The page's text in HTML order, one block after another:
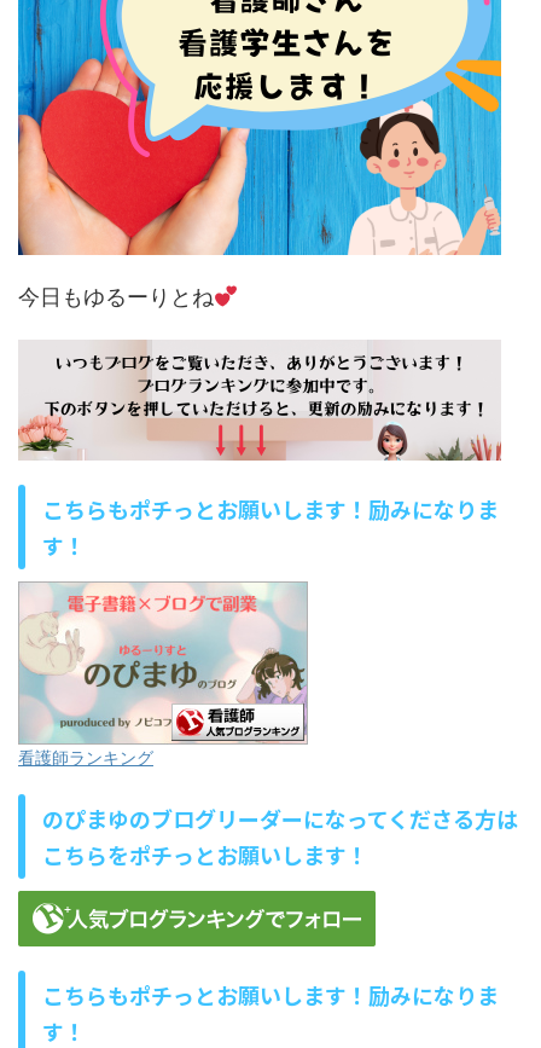
今日もゆるーりとね
こちらもポチっとお願いします！励みになりま
す！
看護師ランキング
のぴまゆのブログリーダーになってくださる方は
こちらをポチっとお願いします！
こちらもポチっとお願いします！励みになりま
す！